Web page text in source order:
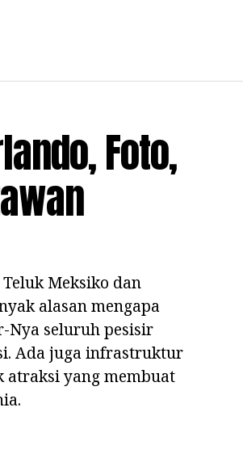
Foto,
Meksiko dan
alasan mengapa
Nya seluruh pesisir
Ada juga infrastruktur
atraksi yang membuat